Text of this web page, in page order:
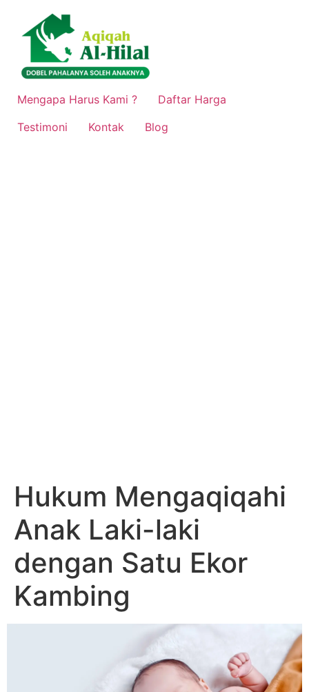
konten
Mengapa Harus Kami ?
Daftar Harga
Testimoni
Kontak Blog
Hukum Mengaqiqahi
Anak Laki-laki
dengan Satu Ekor
Kambing